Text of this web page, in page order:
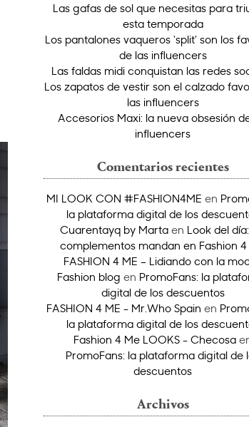
Las gafas de sol que necesitas para
esta temporada
Los pantalones vaqueros ‘split’ son los
de las influencers
Las faldas midi conquistan las redes
Los zapatos de vestir son el calzado
las influencers
Accesorios Maxi: la nueva obsesión
influencers
Comentarios recientes
MI LOOK CON #FASHION4ME en
la plataforma digital de los
Cuarentayq by Marta en Look del
complementos mandan en Fashion
FASHION 4 ME – Lidiando con la
Fashion blog en PromoFans: la
digital de los descuentos
FASHION 4 ME - Mr.Who Spain en
la plataforma digital de los
Fashion 4 Me LOOKS - Checosa
PromoFans: la plataforma digital de
descuentos
Archivos